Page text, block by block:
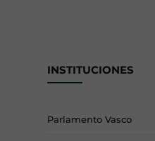
INSTITUCIONES
Parlamento Vasco